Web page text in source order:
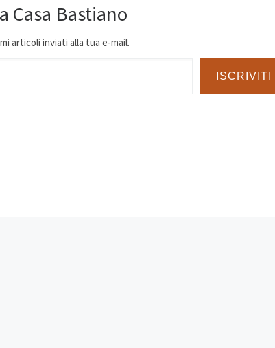
Casa Bastiano
articoli inviati alla tua e-mail.
ISCRIVITI